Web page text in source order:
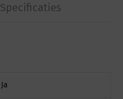
Specificaties
Ja